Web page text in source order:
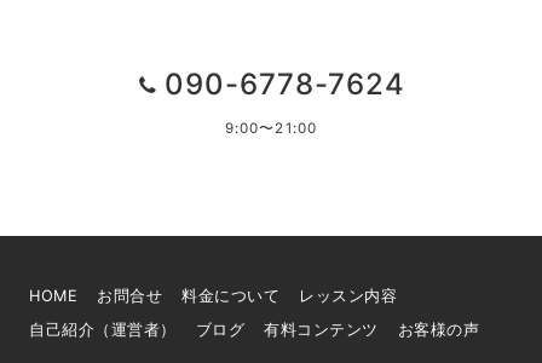
090-6778-7624
9:00〜21:00
HOME お問合せ 料金について
レッスン内容
自己紹介（運営者）
ブログ 有料コンテンツ お客様の声